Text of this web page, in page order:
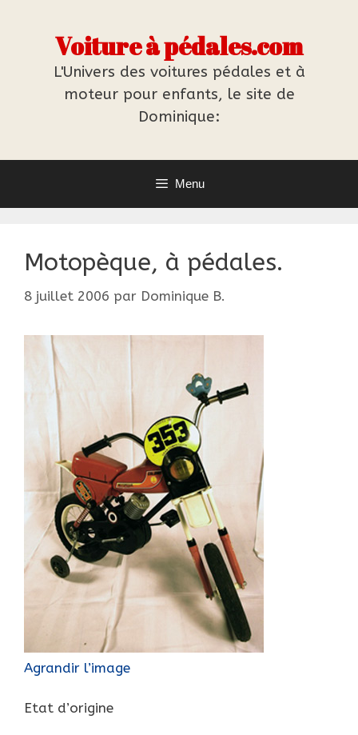
Voiture à pédales.com
L'Univers des voitures pédales et à
moteur pour enfants, le site de
Dominique:
Menu
Motopèque, à pédales.
8 juillet 2006 par Dominique B.
Agrandir l’image
Etat d’origine